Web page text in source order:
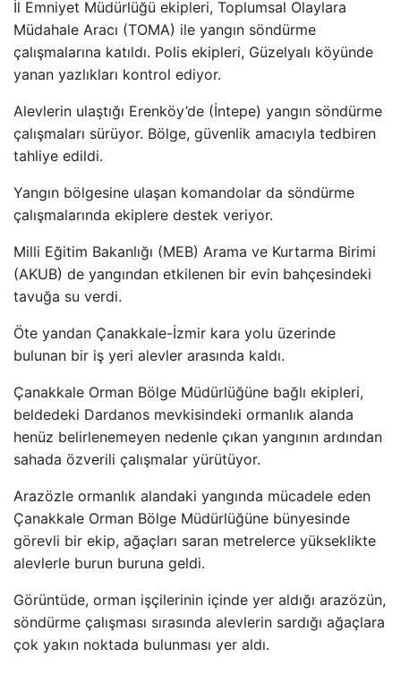
İl Emniyet Müdürlüğü ekipleri, Toplumsal Olaylara
Müdahale Aracı (TOMA) ile yangın söndürme
çalışmalarına katıldı. Polis ekipleri, Güzelyalı köyünde
yanan yazlıkları kontrol ediyor.
Alevlerin ulaştığı Erenköy’de (İntepe) yangın söndürme
çalışmaları sürüyor. Bölge, güvenlik amacıyla tedbiren
tahliye edildi.
Yangın bölgesine ulaşan komandolar da söndürme
çalışmalarında ekiplere destek veriyor.
Milli Eğitim Bakanlığı (MEB) Arama ve Kurtarma Birimi
(AKUB) de yangından etkilenen bir evin bahçesindeki
tavuğa su verdi.
Öte yandan Çanakkale-İzmir kara yolu üzerinde
bulunan bir iş yeri alevler arasında kaldı.
Çanakkale Orman Bölge Müdürlüğüne bağlı ekipleri,
beldedeki Dardanos mevkisindeki ormanlık alanda
henüz belirlenemeyen nedenle çıkan yangının ardından
sahada özverili çalışmalar yürütüyor.
Arazözle ormanlık alandaki yangında mücadele eden
Çanakkale Orman Bölge Müdürlüğüne bünyesinde
görevli bir ekip, ağaçları saran metrelerce yükseklikte
alevlerle burun buruna geldi.
Görüntüde, orman işçilerinin içinde yer aldığı arazözün,
söndürme çalışması sırasında alevlerin sardığı ağaçlara
çok yakın noktada bulunması yer aldı.